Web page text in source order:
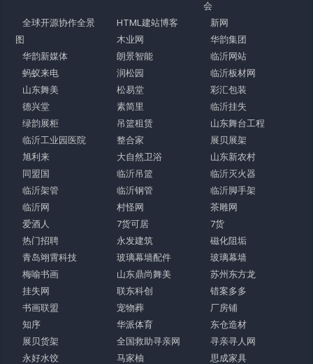
会
全球开源协作全景
图
HTML建站博客
新网
木业网
华韵集团
华韵新媒体
朗景智能
临沂网站
蚂蚁来电
润松园
临沂板材网
山东舞美
松易堂
彩汇包装
德兴堂
素简里
临沂挂失
绿韵展柜
吊篮租赁
山东舞台工程
临沂工业园医院
整合家
展贝展架
旭利来
大自然卫浴
山东新农村
同盟国
临沂吊篮
临沂灭火器
临沂架管
临沂钢管
临沂脚手架
临沂网
村怪网
茶雕网
爱酒人
7货可居
7货
热门招聘
永发建筑
磁化阻垢
青岛翊霄科技
玻璃幕墙配件
玻璃幕墙
梅喻书画
山东鼎尚舞美
苏州东方龙
挂失网
联东科创
错案多多
书画联盟
宠物葬
厂房铺
知序
华派体育
东仓造材
展贝货架
全国救助寻亲网
寻亲寻人网
永好水饺
马家柚
思成家具